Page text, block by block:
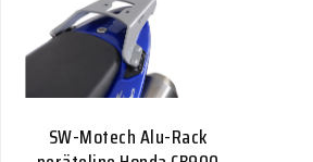
SW-Motech Alu-Rack